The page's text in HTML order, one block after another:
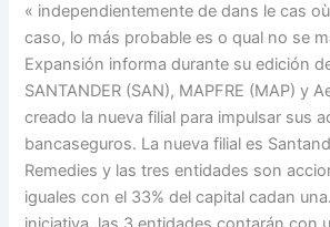
« independientemente de dans le cas
caso, lo más probable es o qual no se
Expansión informa durante su edición
SANTANDER (SAN), MAPFRE (MAP) y
creado la nueva filial para impulsar sus
bancaseguros. La nueva filial es
Remedies y las tres entidades son
iguales con el 33% del capital cadan